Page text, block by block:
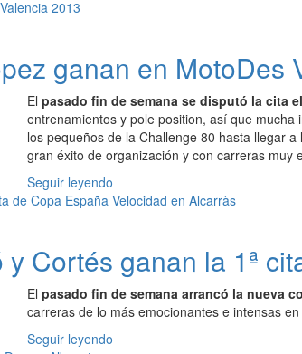
ganan en MotoDes
El pasado fin de semana se disputó la cita
entrenamientos y pole position, así que
los pequeños de la Challenge 80 hasta llegar
gran éxito de organización y con carreras
Seguir leyendo
y Cortés ganan la 1ª
El pasado fin de semana arrancó la nueva
carreras de lo más emocionantes e intensas
Seguir leyendo